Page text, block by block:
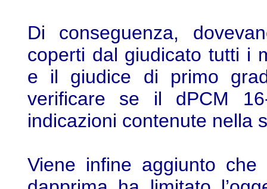
Di conseguenza,
coperti dal giudicato tutti i
e il giudice di primo
verificare se il dPCM
indicazioni contenute nella
Viene infine aggiunto